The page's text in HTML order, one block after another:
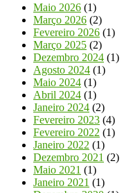
Maio 2026 (1)
Março 2026 (2)
Fevereiro 2026 (1)
Março 2025 (2)
Dezembro 2024 (1)
Agosto 2024 (1)
Maio 2024 (1)
Abril 2024 (1)
Janeiro 2024 (2)
Fevereiro 2023 (4)
Fevereiro 2022 (1)
Janeiro 2022 (1)
Dezembro 2021 (2)
Maio 2021 (1)
Janeiro 2021 (1)